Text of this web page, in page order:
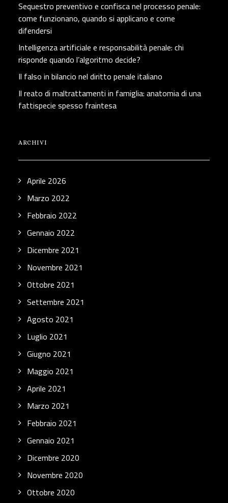
Sequestro preventivo e confisca nel processo penale:
come funzionano, quando si applicano e come
difendersi
Intelligenza artificiale e responsabilità penale: chi
risponde quando l’algoritmo decide?
Il falso in bilancio nel diritto penale italiano
Il reato di maltrattamenti in famiglia: anatomia di una
fattispecie spesso fraintesa
ARCHIVI
Aprile 2026
Marzo 2022
Febbraio 2022
Gennaio 2022
Dicembre 2021
Novembre 2021
Ottobre 2021
Settembre 2021
Agosto 2021
Luglio 2021
Giugno 2021
Maggio 2021
Aprile 2021
Marzo 2021
Febbraio 2021
Gennaio 2021
Dicembre 2020
Novembre 2020
Ottobre 2020